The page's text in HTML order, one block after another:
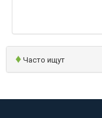
♦ Часто ищут